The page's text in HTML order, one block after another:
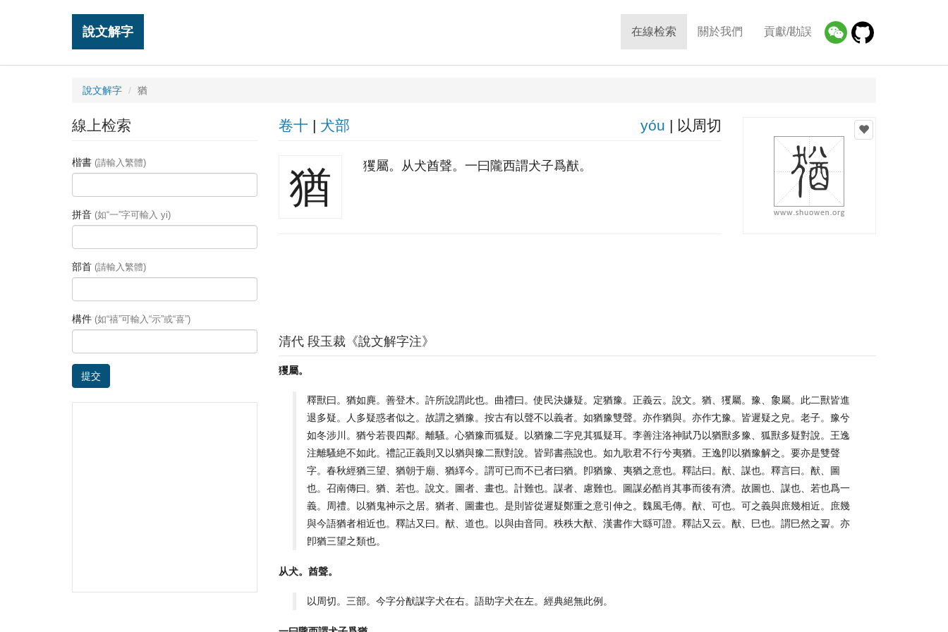
說文解字 在線检索 關於我們 貢獻/勘誤
說文解字 猶
卷十| 犬部 yóu | 以周切
猶 玃屬。从犬酋聲。一曰隴西謂犬子爲猷。
清代 段玉裁《說文解字注》
玃屬。
釋獸曰。猶如麂。善登木。許所說謂此也。曲禮曰。使民決嫌疑。定猶豫。正義云。說文。猶、玃屬。豫、𧰼屬。此二獸皆進
退多疑。人多疑惑者似之。故謂之猶豫。按古有以聲不以義者。如猶豫雙聲。亦作猶與。亦作冘豫。皆遲疑之皃。老子。豫兮
如冬涉川。猶兮若畏四鄰。離騷。心猶豫而狐疑。以猶豫二字皃其狐疑耳。李善注洛神賦乃以猶獸多豫、狐獸多疑對說。王逸
注離騷絶不如此。禮記正義則又以猶與豫二獸對說。皆郢書燕說也。如九歌君不行兮夷猶。王逸卽以猶豫解之。要亦是雙聲
字。春秋經猶三望、猶朝于廟、猶繹今。謂可已而不已者曰猶。卽猶豫、夷猶之意也。釋詁曰。猷、謀也。釋言曰。猷、圖
也。召南傳曰。猶、若也。說文。圖者、畫也。計難也。謀者、慮難也。圖謀必酷肖其事而後有濟。故圖也、謀也、若也爲一
義。周禮。以猶鬼神示之居。猶者、圖畫也。是則皆從遲疑鄭重之意引伸之。魏風毛傳。猷、可也。可之義與庶幾相近。庶幾
與今語猶者相近也。釋詁又曰。猷、道也。以與由音同。秩秩大猷、漢書作大繇可證。釋詁又云。猷、巳也。謂巳然之䛐。亦
卽猶三望之類也。
从犬。酋聲。
以周切。三部。今字分猷謀字犬在右。語助字犬在左。經典絕無此例。
線上检索
楷書 (請輸入繁體)
拼音 (如“一”字可輸入 yi)
部首 (請輸入繁體)
構件 (如“禧”可輸入“示”或“喜”)
提交